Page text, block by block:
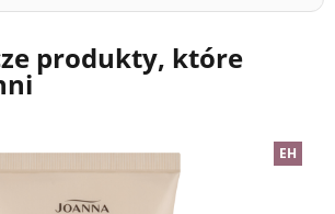
produkty, które
EH